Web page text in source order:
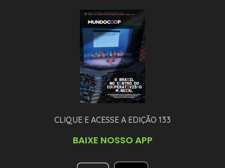
CLIQUE E ACESSE A EDIÇÃO 133
BAIXE NOSSO APP